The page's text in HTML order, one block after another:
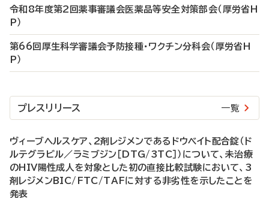
令和8年度第2回薬事審議会医薬品等安全対策部会（厚労省H
P）
第66回厚生科学審議会予防接種・ワクチン分科会（厚労省H
P）
プレスリリース 一覧
ヴィーブヘルスケア、2剤レジメンであるドウベイト配合錠（ド
ルテグラビル／ラミブジン［DTG/3TC］）について、未治療
のHIV陽性成人を対象とした初の直接比較試験において、3
剤レジメンBIC/FTC/TAFに対する非劣性を示したことを
発表